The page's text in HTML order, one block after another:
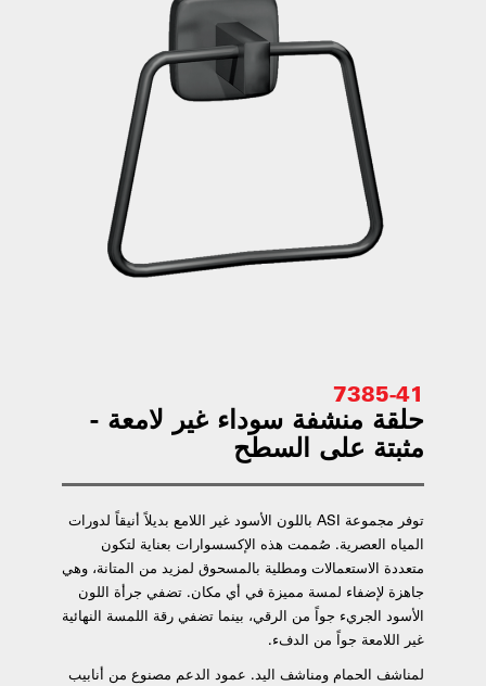
7385-41
حلقة منشفة سوداء غير لامعة -
مثبتة على السطح
توفر مجموعة ASI باللون الأسود غير اللامع بديلاً أنيقاً لدورات
المياه العصرية. صُممت هذه الإكسسوارات بعناية لتكون
متعددة الاستعمالات ومطلية بالمسحوق لمزيد من المتانة، وهي
جاهزة لإضفاء لمسة مميزة في أي مكان. تضفي جرأة اللون
الأسود الجريء جواً من الرقي، بينما تضفي رقة اللمسة النهائية
غير اللامعة جواً من الدفء.
لمناشف الحمام ومناشف اليد. عمود الدعم مصنوع من أنابيب